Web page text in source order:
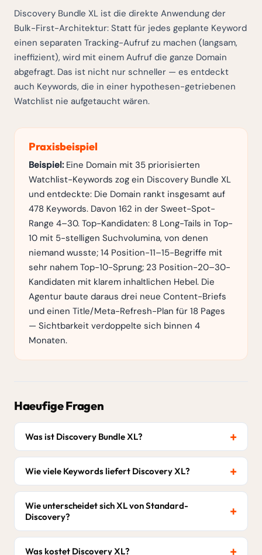
Discovery Bundle XL ist die direkte Anwendung der
Bulk-First-Architektur: Statt für jedes geplante Keyword
einen separaten Tracking-Aufruf zu machen (langsam,
ineffizient), wird mit einem Aufruf die ganze Domain
abgefragt. Das ist nicht nur schneller — es entdeckt
auch Keywords, die in einer hypothesen-getriebenen
Watchlist nie aufgetaucht wären.
Praxisbeispiel
Beispiel:Eine Domain mit 35 priorisierten
Watchlist-Keywords zog ein Discovery Bundle XL
und entdeckte: Die Domain rankt insgesamt auf
478 Keywords. Davon 162 in der Sweet-Spot-
Range 4–30. Top-Kandidaten: 8 Long-Tails in Top-
10 mit 5-stelligen Suchvolumina, von denen
niemand wusste; 14 Position-11–15-Begriffe mit
sehr nahem Top-10-Sprung; 23 Position-20–30-
Kandidaten mit klarem inhaltlichen Hebel. Die
Agentur baute daraus drei neue Content-Briefs
und einen Title/Meta-Refresh-Plan für 18 Pages
— Sichtbarkeit verdoppelte sich binnen 4
Monaten.
Haeufige Fragen
Was ist Discovery Bundle XL?
Wie viele Keywords liefert Discovery XL?
Wie unterscheidet sich XL von Standard-
Discovery?
Was kostet Discovery XL?